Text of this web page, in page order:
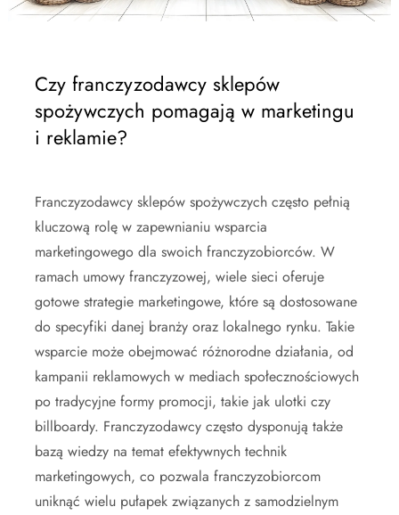
Czy franczyzodawcy sklepów
spożywczych pomagają w marketingu
i reklamie?
Franczyzodawcy sklepów spożywczych często pełnią
kluczową rolę w zapewnianiu wsparcia
marketingowego dla swoich franczyzobiorców. W
ramach umowy franczyzowej, wiele sieci oferuje
gotowe strategie marketingowe, które są dostosowane
do specyfiki danej branży oraz lokalnego rynku. Takie
wsparcie może obejmować różnorodne działania, od
kampanii reklamowych w mediach społecznościowych
po tradycyjne formy promocji, takie jak ulotki czy
billboardy. Franczyzodawcy często dysponują także
bazą wiedzy na temat efektywnych technik
marketingowych, co pozwala franczyzobiorcom
uniknąć wielu pułapek związanych z samodzielnym